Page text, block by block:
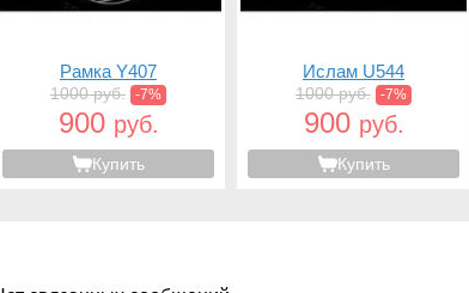
Рамка Y407
1000 руб. -7%
900 руб.
Купить
Ислам U544
1000 руб. -7%
900 руб.
Купить